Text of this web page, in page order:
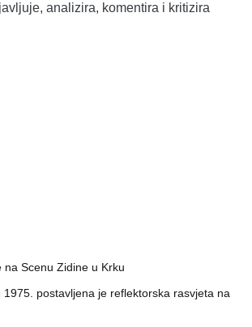
analizira, komentira i kritizira
na Scenu Zidine u Krku
1975. postavljena je reflektorska rasvjeta na